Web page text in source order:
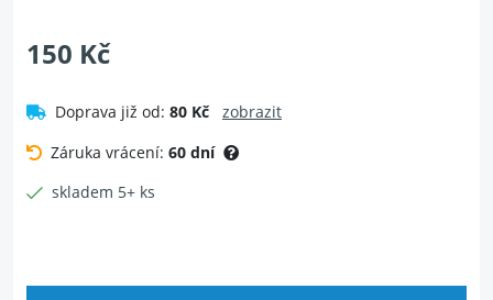
150 Kč
Doprava již od: 80 Kč
zobrazit
Záruka vrácení: 60 dní
skladem 5+ ks